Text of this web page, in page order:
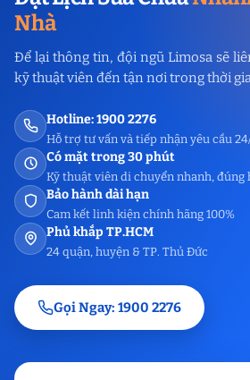
Nhà
Để lại thông tin, đội ngũ Limosa sẽ
kỹ thuật viên đến tận nơi trong thời
Hotline: 1900 2276
Hỗ trợ tư vấn và tiếp nhận yêu cầu
Có mặt trong 30 phút
Kỹ thuật viên di chuyển nhanh, đúng
Bảo hành dài hạn
Cam kết linh kiện chính hãng 100%
Phủ khắp TP.HCM
24 quận, huyện & TP. Thủ Đức
Gọi Ngay: 1900 2276